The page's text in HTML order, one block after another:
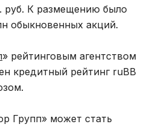
руб. К размещению было
обыкновенных акций.
» рейтинговым агентством
кредитный рейтинг ruВВ
Групп» может стать